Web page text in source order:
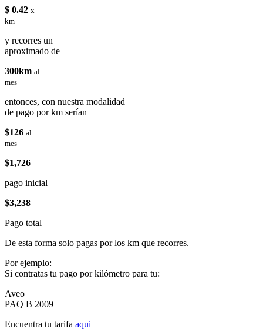
$ 0.42 x
km
y recorres un
aproximado de
300km al
mes
entonces, con nuestra modalidad
de pago por km serían
$126 al
mes
$1,726
pago inicial
$3,238
Pago total
De esta forma solo pagas por los km que recorres.
Por ejemplo:
Si contratas tu pago por kilómetro para tu:
Aveo
PAQ B 2009
Encuentra tu tarifa aqui